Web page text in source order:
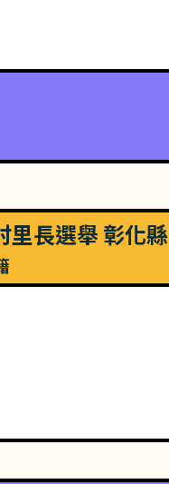
里長選舉 彰化縣